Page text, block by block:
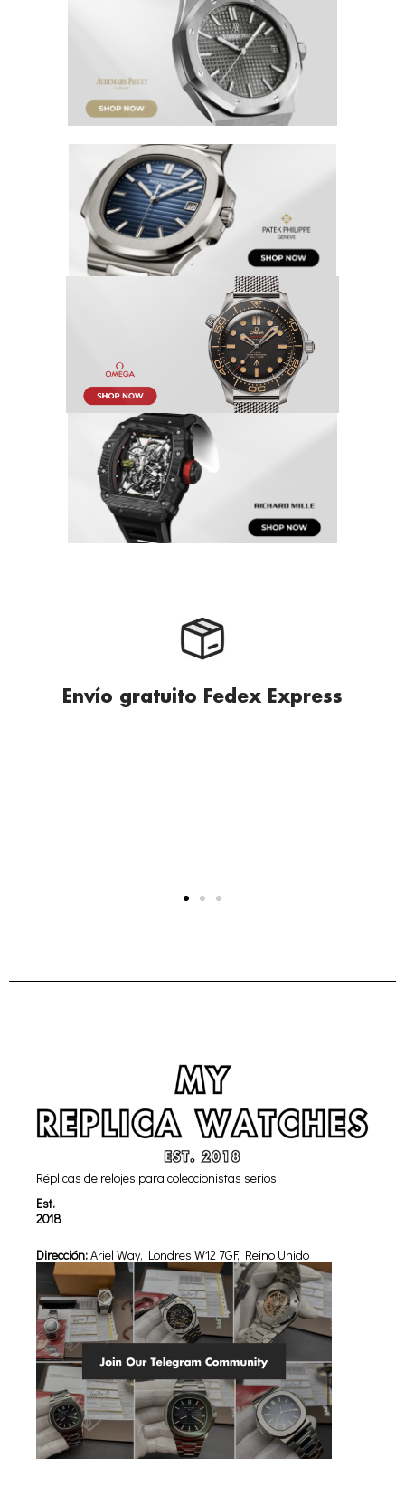
Envío gratuito Fedex Express
Réplicas de relojes para coleccionistas serios
Est.
2018
Dirección:Ariel Way, Londres W12 7GF, Reino Unido